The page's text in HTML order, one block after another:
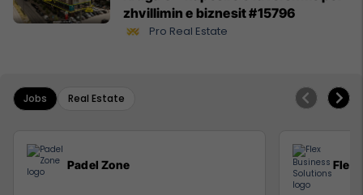
zhvillimin e biznesit #15796
Pro Real Estate
Jobs Real Estate
Padel Zone Flex